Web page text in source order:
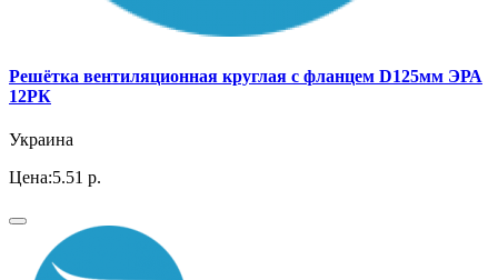
Решётка вентиляционная круглая с фланцем D125мм ЭРА
12РК
Украина
Цена:5.51 р.